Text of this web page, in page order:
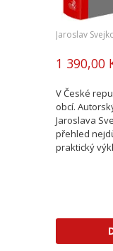
Jaroslav
1 390,00
V České
obcí.
Jaroslava
přehled
praktický